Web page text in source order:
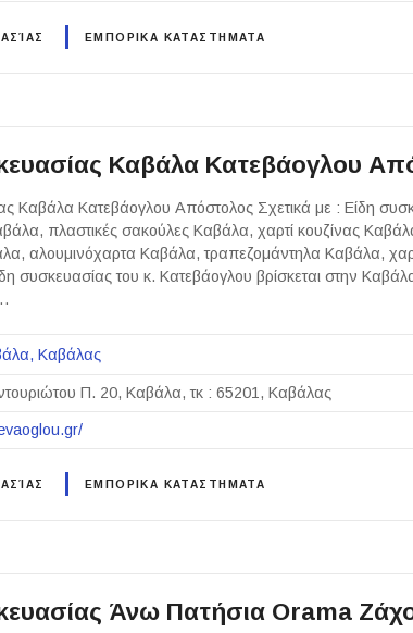
ΕΜΠΟΡΙΚΑ ΚΑΤΑΣΤΗΜΑΤΑ
Καβάλα Κατεβάογλου
Καβάλα Κατεβάογλου Απόστολος Σχετικά με : Είδη
πλαστικές σακούλες Καβάλα, χαρτί κουζίνας
αλουμινόχαρτα Καβάλα, τραπεζομάντηλα Καβάλα,
συσκευασίας του κ. Κατεβάογλου βρίσκεται στην
Καβάλας
Π. 20, Καβάλα, τκ : 65201, Καβάλας
ΕΜΠΟΡΙΚΑ ΚΑΤΑΣΤΗΜΑΤΑ
Άνω Πατήσια Orama